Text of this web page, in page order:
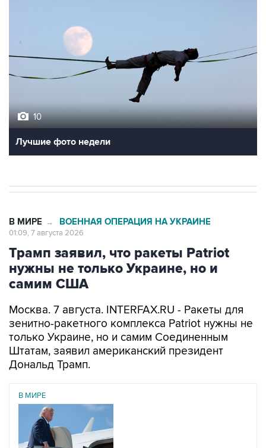
10
Лучшие фото недели
В МИРЕ → ВОЕННАЯ ОПЕРАЦИЯ НА УКРАИНЕ
01:09, 7 августа 2026
Трамп заявил, что ракеты Patriot
нужны не только Украине, но и
самим США
Москва. 7 августа. INTERFAX.RU - Ракеты для
зенитно-ракетного комплекса Patriot нужны не
только Украине, но и самим Соединенным
Штатам, заявил американский президент
Дональд Трамп.
В МИРЕ